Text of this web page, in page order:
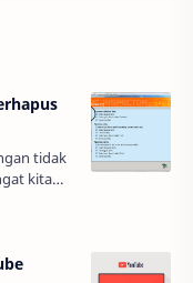
tidak
kita
Jangan